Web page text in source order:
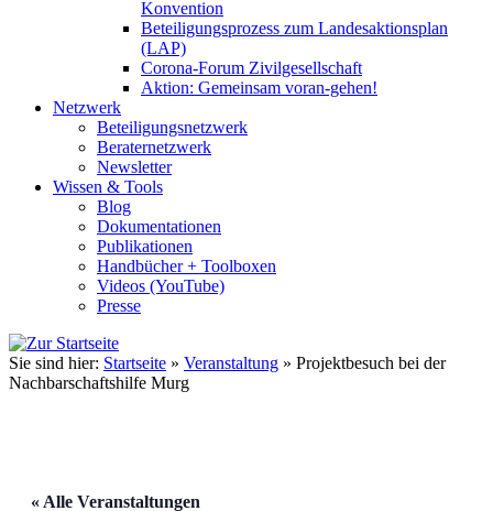
Konvention
Beteiligungsprozess zum Landesaktionsplan
(LAP)
Corona-Forum Zivilgesellschaft
Aktion: Gemeinsam voran-gehen!
Netzwerk
Beteiligungsnetzwerk
Beraternetzwerk
Newsletter
Wissen & Tools
Blog
Dokumentationen
Publikationen
Handbücher + Toolboxen
Videos (YouTube)
Presse
Sie sind hier: Startseite » Veranstaltung » Projektbesuch bei der
Nachbarschaftshilfe Murg
« Alle Veranstaltungen